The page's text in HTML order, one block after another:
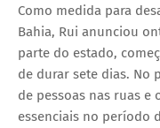
Como medida para
Bahia, Rui anunciou
parte do estado,
de durar sete dias. No
de pessoas nas ruas e
essenciais no período